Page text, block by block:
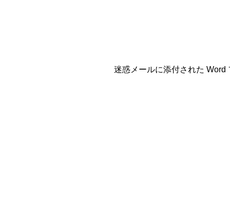
迷惑メールに添付された